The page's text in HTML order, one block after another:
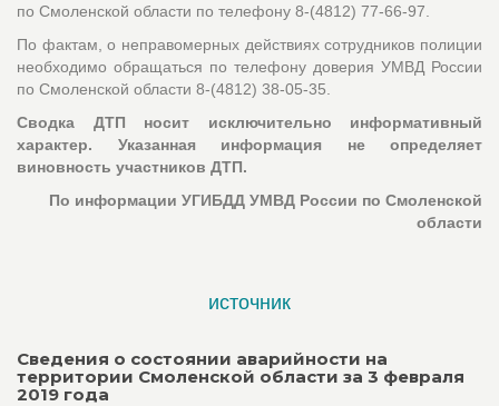
по Смоленской области по телефону 8-(4812) 77-66-97.
По фактам, о неправомерных действиях сотрудников полиции
необходимо обращаться по телефону доверия УМВД России
по Смоленской области 8-(4812) 38-05-35.
Сводка ДТП носит исключительно информативный
характер. Указанная информация не определяет
виновность участников ДТП.
По информации УГИБДД УМВД России по Смоленской
области
источник
Сведения о состоянии аварийности на
территории Смоленской области за 3 февраля
2019 года